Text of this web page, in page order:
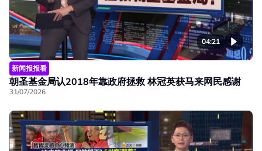
04:21
新闻报报看
朝圣基金局认2018年靠政府拯救 林冠英获马来网民感谢
31/07/2026